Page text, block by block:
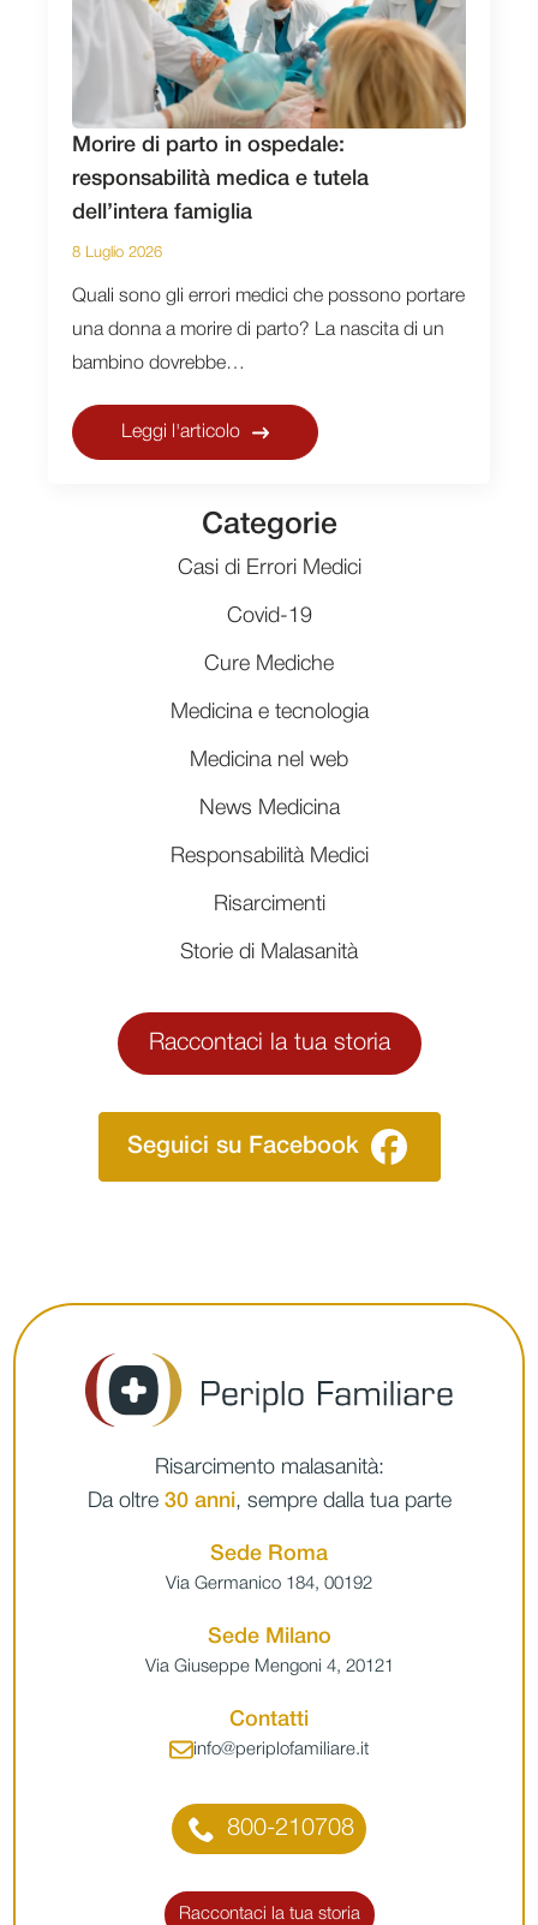
Morire di parto in ospedale:
responsabilità medica e tutela
dell’intera famiglia
8 Luglio 2026
Quali sono gli errori medici che possono portare
una donna a morire di parto? La nascita di un
bambino dovrebbe…
Leggi l'articolo
Categorie
Casi di Errori Medici
Covid-19
Cure Mediche
Medicina e tecnologia
Medicina nel web
News Medicina
Responsabilità Medici
Risarcimenti
Storie di Malasanità
Raccontaci la tua storia
Seguici su Facebook
Risarcimento malasanità:
Da oltre 30 anni, sempre dalla tua parte
Sede Roma
Via Germanico 184, 00192
Sede Milano
Via Giuseppe Mengoni 4, 20121
Contatti
info@periplofamiliare.it
800-210708
Raccontaci la tua storia